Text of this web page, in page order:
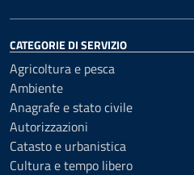
CATEGORIE DI SERVIZIO
Agricoltura e pesca
Ambiente
Anagrafe e stato civile
Autorizzazioni
Catasto e urbanistica
Cultura e tempo libero